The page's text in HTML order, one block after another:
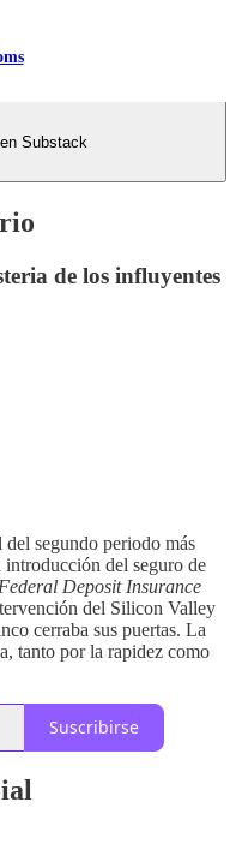
Substack
de los influyentes
segundo periodo más
introducción del seguro de
Federal Deposit Insurance
del Silicon Valley
cerraba sus puertas. La
tanto por la rapidez como
Suscribirse